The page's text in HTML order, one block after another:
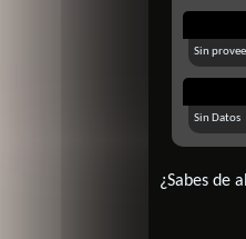
Sin
Sin Datos
¿Sabes de